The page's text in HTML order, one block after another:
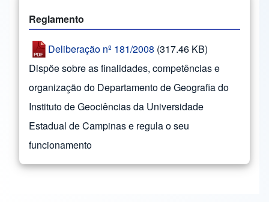
Reglamento
Deliberação nº 181/2008 (317.46 KB)
Dispõe sobre as finalidades, competências e
organização do Departamento de Geografia do
Instituto de Geociências da Universidade
Estadual de Campinas e regula o seu
funcionamento